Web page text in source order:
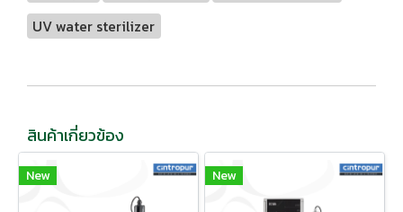
UV water sterilizer
สินค้าเกี่ยวข้อง
New New